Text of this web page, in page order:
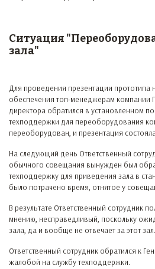
Ситуация
зала"
Для проведения презентации прототипа
обеспечения топ-менеджерам компании
директора обратился в установленном
техподдержки для переоборудования
переоборудован, и презентация
На следующий день Ответственный
обычного совещания вынужден был
техподдержку для приведения зала в
было потрачено время, отнятое у
В результате Ответственный сотрудник
мнению, несправедливый, поскольку
зала, да и вообще не отвечает за этот зал.
Ответственный сотрудник обратился к
жалобой на службу техподдержки.